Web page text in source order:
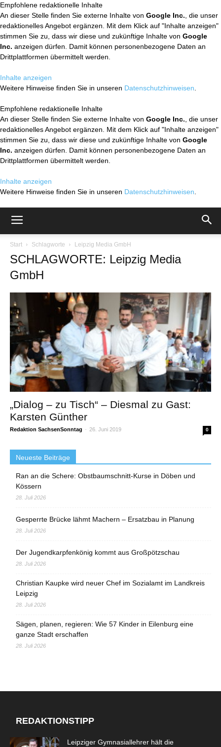
Empfohlene redaktionelle Inhalte
An dieser Stelle finden Sie externe Inhalte von Google Inc. , die unser
redaktionelles Angebot ergänzen. Mit dem Klick auf "Inhalte anzeigen"
stimmen Sie zu, dass wir diese und zukünftige Inhalte von Google
Inc. anzeigen dürfen. Damit können personenbezogene Daten an
Drittplattformen übermittelt werden.
Inhalte anzeigen
Weitere Hinweise finden Sie in unseren Datenschutzhinweisen
Empfohlene redaktionelle Inhalte
An dieser Stelle finden Sie externe Inhalte von Google Inc. , die unser
redaktionelles Angebot ergänzen. Mit dem Klick auf "Inhalte anzeigen"
stimmen Sie zu, dass wir diese und zukünftige Inhalte von Google
Inc. anzeigen dürfen. Damit können personenbezogene Daten an
Drittplattformen übermittelt werden.
Inhalte anzeigen
Weitere Hinweise finden Sie in unseren Datenschutzhinweisen
Start Schlagworte Leipzig Media GmbH
SCHLAGWORTE: Leipzig Media
GmbH
„Dialog – zu Tisch“ – Diesmal zu Gast:
Karsten Günther
Redaktion SachsenSonntag - 26. Juni 2019 0
Neueste Beiträge
Ran an die Schere: Obstbaumschnitt-Kurse in Döben und
Kössern
28. Juli 2026
Gesperrte Brücke lähmt Machern – Ersatzbau in Planung
28. Juli 2026
Der Jugendkarpfenkönig kommt aus Großpötzschau
28. Juli 2026
Christian Kaupke wird neuer Chef im Sozialamt im Landkreis
Leipzig
28. Juli 2026
Sägen, planen, regieren: Wie 57 Kinder in Eilenburg eine
ganze Stadt erschaffen
28. Juli 2026
REDAKTIONSTIPP
Leipziger Gymnasiallehrer hält die